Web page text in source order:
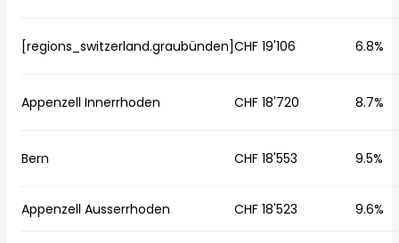
[regions_switzerland.graubünden]CHF 19'106 6.8%
Appenzell Innerrhoden CHF 18'720 8.7%
Bern CHF 18'553 9.5%
Appenzell Ausserrhoden CHF 18'523 9.6%